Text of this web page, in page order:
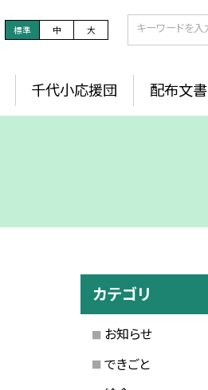
標準 中 大
千代小応援団 配布文書
カテゴリ
お知らせ
できごと